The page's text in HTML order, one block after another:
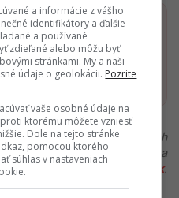
Google odporúčaní
zdroj
Startitup, odkaz sa otvorí v
V prípade, že máš postreh
v článku chybu, napíš nám na
redakcia@startitup.sk.
a informácie z vášho
identifikátory a ďalšie
a používané
zdieľané alebo môžu byť
stránkami. My a naši
údaje o geolokácii. Pozrite
vaše osobné údaje na
ktorému môžete vzniesť
Dole na tejto stránke
pomocou ktorého
súhlas v nastaveniach